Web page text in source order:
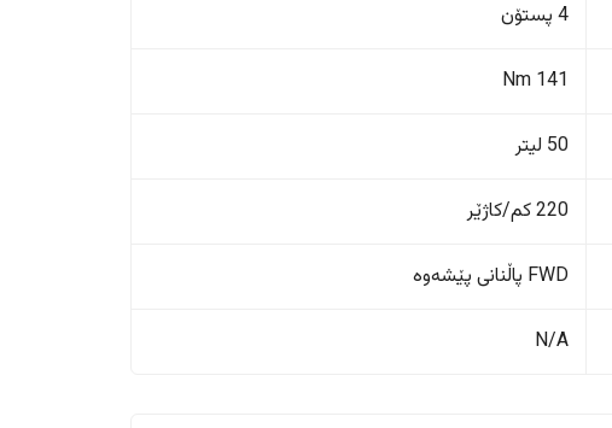
4 پستۆن
141 Nm
50 لیتر
220 کم/کاژێر
FWD پاڵنانی پێشەوە
N/A